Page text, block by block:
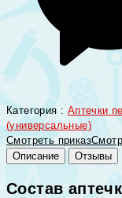
Категория : Аптечки
(универсальные)
Смотреть приказ
Описание
Отзывы
Состав